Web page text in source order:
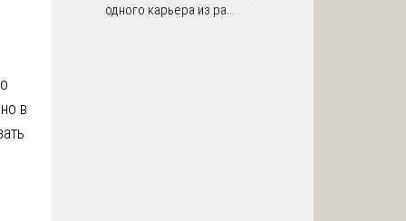
в
одного карьера из ра...